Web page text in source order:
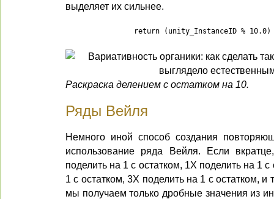
выделяет их сильнее.
return (unity_InstanceID %
Раскраска делением с остатком на 10.
Ряды Вейля
Немного иной способ создания
использование ряда Вейля. Если
поделить на 1 с остатком, 1X поделить на 1
1 с остатком, 3X поделить на 1 с остатком,
мы получаем только дробные значения из